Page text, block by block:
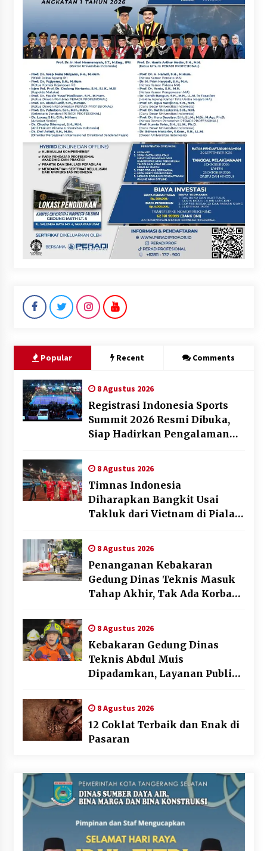
Popular Recent Comments
8 Agustus 2026
Registrasi Indonesia Sports
Summit 2026 Resmi Dibuka,
Siap Hadirkan Pengalaman
8 Agustus 2026
Timnas Indonesia
Diharapkan Bangkit Usai
Takluk dari Vietnam di Piala
8 Agustus 2026
Penanganan Kebakaran
Gedung Dinas Teknis Masuk
Tahap Akhir, Tak Ada Korban
8 Agustus 2026
Kebakaran Gedung Dinas
Teknis Abdul Muis
Dipadamkan, Layanan Publik
8 Agustus 2026
12 Coklat Terbaik dan Enak di
Pasaran